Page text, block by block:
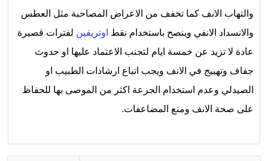
والتهاب الانف كما تخفف من الاعراض المصاحبة مثل العطس
والانسداد الانفي وينصح باستخدام نقط اوتريفين لفترات قصيرة
عادة لا تزيد عن خمسة ايام لتجنب الاعتماد عليها او حدوث
جفاف وتهييج في الانف ويجب اتباع ارشادات الطبيب او
الصيدلي وعدم استخدام الجرعة اكثر من الموصى بها للحفاظ
على صحة الانف ومنع المضاعفات.